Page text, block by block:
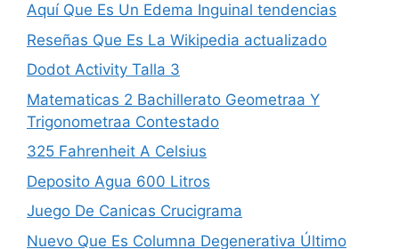
Aquí Que Es Un Edema Inguinal tendencias
Reseñas Que Es La Wikipedia actualizado
Dodot Activity Talla 3
Matematicas 2 Bachillerato Geometra­a Y
Trigonometra­a Contestado
325 Fahrenheit A Celsius
Deposito Agua 600 Litros
Juego De Canicas Crucigrama
Nuevo Que Es Columna Degenerativa Último